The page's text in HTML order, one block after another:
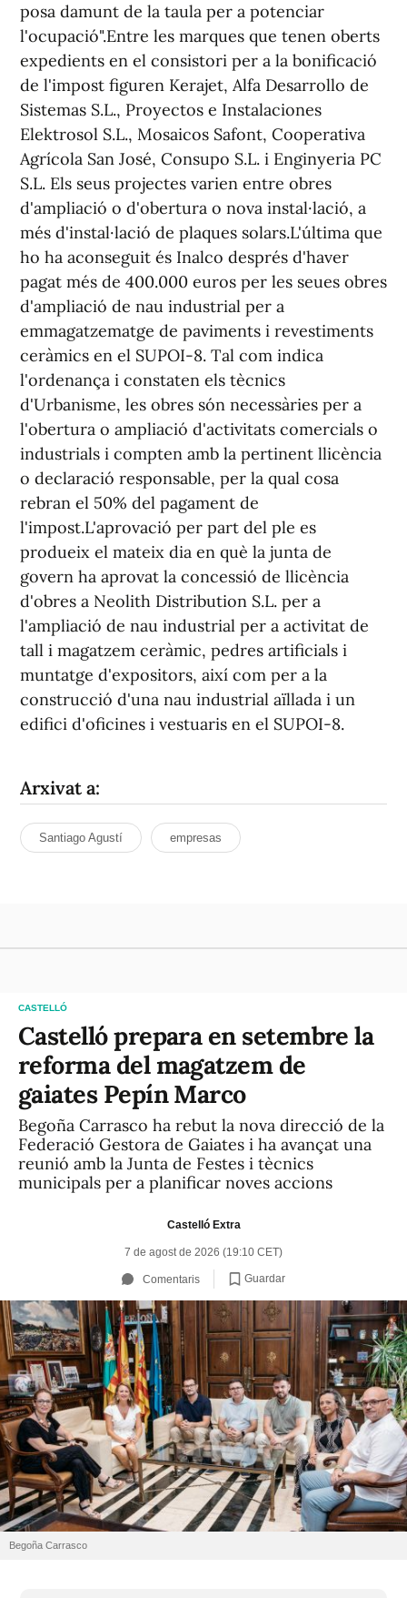
posa damunt de la taula per a potenciar
l'ocupació".Entre les marques que tenen oberts
expedients en el consistori per a la bonificació
de l'impost figuren Kerajet, Alfa Desarrollo de
Sistemas S.L., Proyectos e Instalaciones
Elektrosol S.L., Mosaicos Safont, Cooperativa
Agrícola San José, Consupo S.L. i Enginyeria PC
S.L. Els seus projectes varien entre obres
d'ampliació o d'obertura o nova instal·lació, a
més d'instal·lació de plaques solars.L'última que
ho ha aconseguit és Inalco després d'haver
pagat més de 400.000 euros per les seues obres
d'ampliació de nau industrial per a
emmagatzematge de paviments i revestiments
ceràmics en el SUPOI-8. Tal com indica
l'ordenança i constaten els tècnics
d'Urbanisme, les obres són necessàries per a
l'obertura o ampliació d'activitats comercials o
industrials i compten amb la pertinent llicència
o declaració responsable, per la qual cosa
rebran el 50% del pagament de
l'impost.L'aprovació per part del ple es
produeix el mateix dia en què la junta de
govern ha aprovat la concessió de llicència
d'obres a Neolith Distribution S.L. per a
l'ampliació de nau industrial per a activitat de
tall i magatzem ceràmic, pedres artificials i
muntatge d'expositors, així com per a la
construcció d'una nau industrial aïllada i un
edifici d'oficines i vestuaris en el SUPOI-8.
Arxivat a:
Santiago Agustí empresas
CASTELLÓ
Castelló prepara en setembre la
reforma del magatzem de
gaiates Pepín Marco
Begoña Carrasco ha rebut la nova direcció de la
Federació Gestora de Gaiates i ha avançat una
reunió amb la Junta de Festes i tècnics
municipals per a planificar noves accions
Castelló Extra
7 de agost de 2026 (19:10 CET)
Comentaris Guardar
Begoña Carrasco